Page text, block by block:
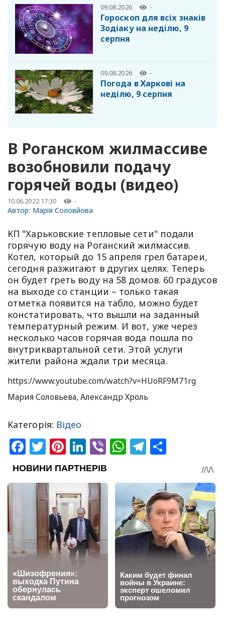
09.08.2026 -
Гороскоп для всіх знаків
Зодіаку на неділю, 9
серпня
09.08.2026 -
Погода в Харкові на
неділю, 9 серпня
В Роганском жилмассиве
возобновили подачу
горячей воды (видео)
10.06.2022 17:30 -
Автор: Марія Соловйова
КП "Харьковские тепловые сети" подали
горячую воду на Роганский жилмассив.
Котел, который до 15 апреля грел батареи,
сегодня разжигают в других целях. Теперь
он будет греть воду на 58 домов. 60 градусов
на выходе со станции – только такая
отметка появится на табло, можно будет
констатировать, что вышли на заданный
температурный режим. И вот, уже через
несколько часов горячая вода пошла по
внутриквартальной сети. Этой услуги
жители района ждали три месяца.
https://www.youtube.com/watch?v=HUoRF9M71rg
Мария Соловьева, Александр Хроль
Категорія: Відео
Facebook
Twitter
Pinterest
LinkedIn
ViberWhatsApp
Telegram